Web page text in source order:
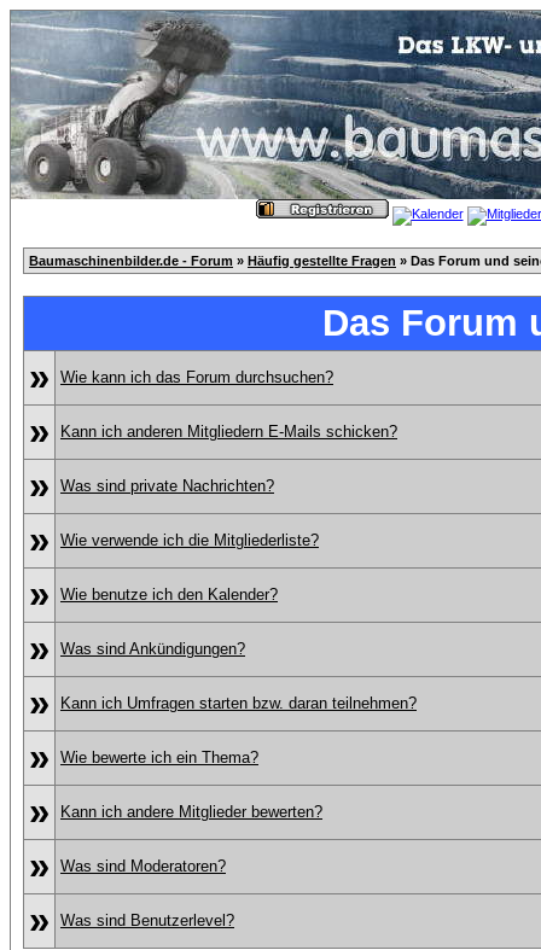
Baumaschinenbilder.de - Forum » Häufig gestellte Fragen » Das Forum und
Das Forum
»
Wie kann ich das Forum durchsuchen?
» Kann ich anderen Mitgliedern E-Mails schicken?
» Was sind private Nachrichten?
» Wie verwende ich die Mitgliederliste?
» Wie benutze ich den Kalender?
» Was sind Ankündigungen?
» Kann ich Umfragen starten bzw. daran teilnehmen?
» Wie bewerte ich ein Thema?
» Kann ich andere Mitglieder bewerten?
» Was sind Moderatoren?
» Was sind Benutzerlevel?